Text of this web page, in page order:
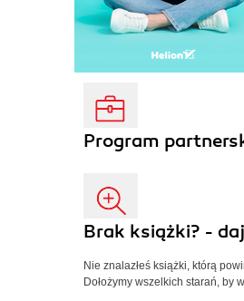
Program
Brak książki? -
Nie znalazłeś książki, którą
Dołożymy wszelkich starań, by